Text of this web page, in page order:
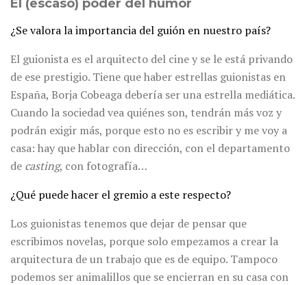
¿Se valora la importancia del guión en nuestro país?
El guionista es el arquitecto del cine y se le está privando
de ese prestigio. Tiene que haber estrellas guionistas en
España, Borja Cobeaga debería ser una estrella mediática.
Cuando la sociedad vea quiénes son, tendrán más voz y
podrán exigir más, porque esto no es escribir y me voy a
casa: hay que hablar con dirección, con el departamento
de casting, con fotografía…
¿Qué puede hacer el gremio a este respecto?
Los guionistas tenemos que dejar de pensar que
escribimos novelas, porque solo empezamos a crear la
arquitectura de un trabajo que es de equipo. Tampoco
podemos ser animalillos que se encierran en su casa con